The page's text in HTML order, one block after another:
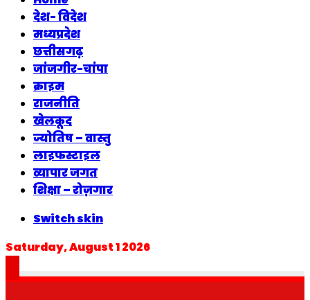
देश- विदेश
मध्यप्रदेश
छत्तीसगढ़
जांजगीर-चांपा
क्राइम
राजनीति
खेलकूद
ज्योतिष – वास्तु
लाइफस्टाइल
व्यापार जगत
शिक्षा – रोज़गार
Switch skin
Saturday, August 1 2026